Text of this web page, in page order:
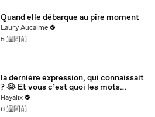
Quand elle débarque au pire moment
Laury Aucalme
5 週間前
la dernière expression, qui connaissait
? 😭 Et vous c’est quoi les mots
insolites que vous utilisez mdr
Rayalix
6 週間前